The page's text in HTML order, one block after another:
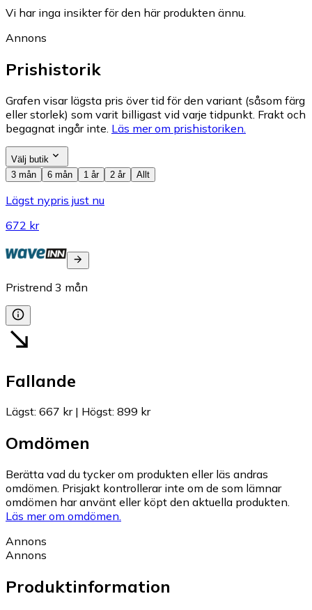
Vi har inga insikter för den här produkten ännu.
Annons
Prishistorik
Grafen visar lägsta pris över tid för den variant (såsom färg
eller storlek) som varit billigast vid varje tidpunkt. Frakt och
begagnat ingår inte. Läs mer om prishistoriken.
Välj butik
3 mån
6 mån 1 år 2 år Allt
Lägst nypris just nu
672 kr
Pristrend 3 mån
Fallande
Lägst: 667 kr| Högst: 899 kr
Omdömen
Berätta vad du tycker om produkten eller läs andras
omdömen. Prisjakt kontrollerar inte om de som lämnar
omdömen har använt eller köpt den aktuella produkten.
Läs mer om omdömen.
Annons
Annons
Produktinformation